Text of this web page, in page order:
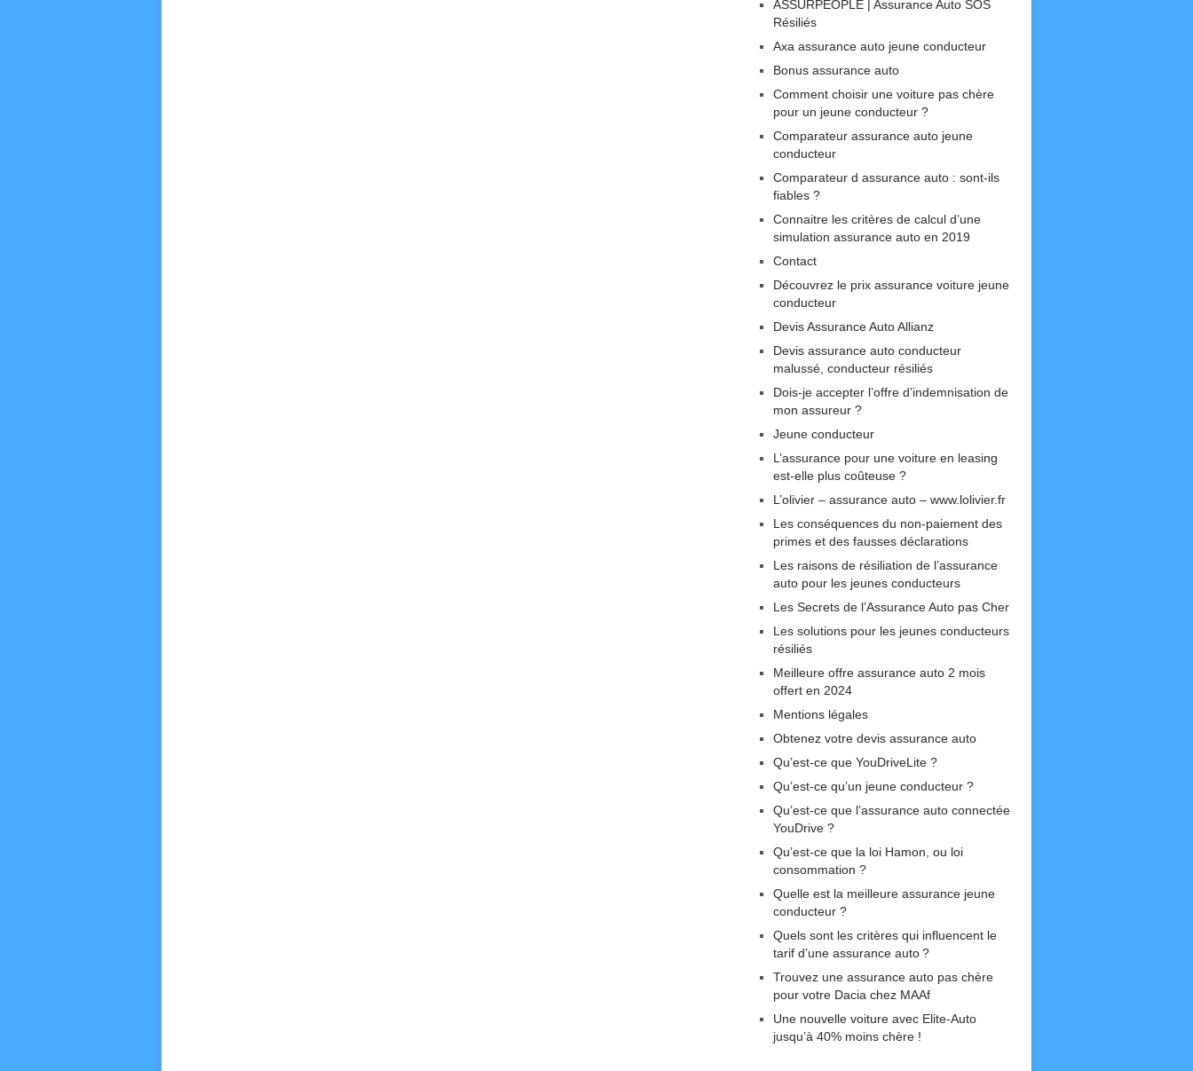
ASSURPEOPLE | Assurance Auto SOS
Résiliés
Axa assurance auto jeune conducteur
Bonus assurance auto
Comment choisir une voiture pas chère
pour un jeune conducteur ?
Comparateur assurance auto jeune
conducteur
Comparateur d assurance auto : sont-ils
fiables ?
Connaitre les critères de calcul d’une
simulation assurance auto en 2019
Contact
Découvrez le prix assurance voiture jeune
conducteur
Devis Assurance Auto Allianz
Devis assurance auto conducteur
malussé, conducteur résiliés
Dois-je accepter l’offre d’indemnisation de
mon assureur ?
Jeune conducteur
L’assurance pour une voiture en leasing
est-elle plus coûteuse ?
L’olivier – assurance auto – www.lolivier.fr
Les conséquences du non-paiement des
primes et des fausses déclarations
Les raisons de résiliation de l’assurance
auto pour les jeunes conducteurs
Les Secrets de l’Assurance Auto pas Cher
Les solutions pour les jeunes conducteurs
résiliés
Meilleure offre assurance auto 2 mois
offert en 2024
Mentions légales
Obtenez votre devis assurance auto
Qu’est-ce que YouDriveLite ?
Qu’est-ce qu’un jeune conducteur ?
Qu’est-ce que l’assurance auto connectée
YouDrive ?
Qu’est-ce que la loi Hamon, ou loi
consommation ?
Quelle est la meilleure assurance jeune
conducteur ?
Quels sont les critères qui influencent le
tarif d’une assurance auto ?
Trouvez une assurance auto pas chère
pour votre Dacia chez MAAf
Une nouvelle voiture avec Elite-Auto
jusqu’à 40% moins chère !